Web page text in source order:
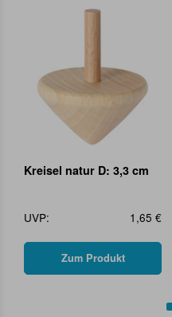
Kreisel natur D: 3,3 cm
UVP: 1,65 €
Zum Produkt